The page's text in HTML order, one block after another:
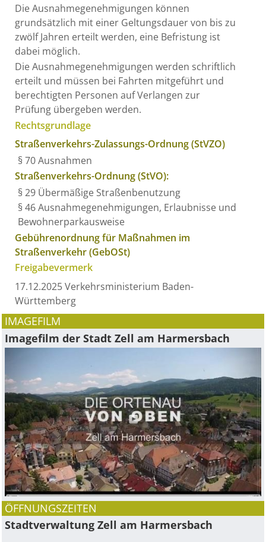
Die Ausnahmegenehmigungen können
grundsätzlich mit einer Geltungsdauer von bis zu
zwölf Jahren erteilt werden, eine Befristung ist
dabei möglich.
Die Ausnahmegenehmigungen werden schriftlich
erteilt und müssen bei Fahrten mitgeführt und
berechtigten Personen auf Verlangen zur
Prüfung übergeben werden.
Rechtsgrundlage
Straßenverkehrs-Zulassungs-Ordnung (StVZO)
§ 70 Ausnahmen
Straßenverkehrs-Ordnung (StVO):
§ 29 Übermäßige Straßenbenutzung
§ 46 Ausnahmegenehmigungen, Erlaubnisse und
Bewohnerparkausweise
Gebührenordnung für Maßnahmen im
Straßenverkehr (GebOSt)
Freigabevermerk
17.12.2025 Verkehrsministerium Baden-
Württemberg
IMAGEFILM
Imagefilm der Stadt Zell am Harmersbach
ÖFFNUNGSZEITEN
Stadtverwaltung Zell am Harmersbach